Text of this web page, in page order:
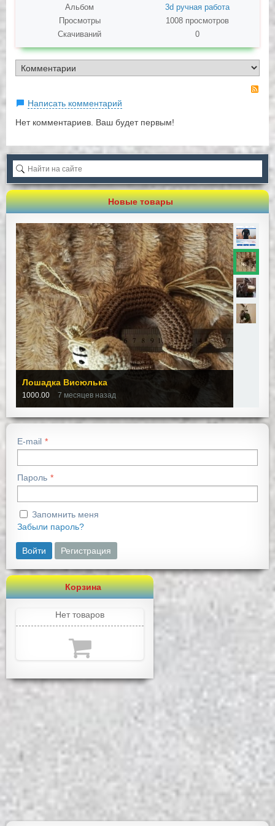
Альбом
3d ручная работа
Просмотры
1008 просмотров
Скачиваний
0
Написать комментарий
Нет комментариев. Ваш будет первым!
Новые товары
Лошадка Висюлька
1000.00 7 месяцев назад
E-mail
Пароль
Запомнить меня
Забыли пароль?
Войти Регистрация
Корзина
Нет товаров